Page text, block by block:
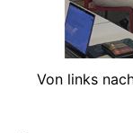
Von links